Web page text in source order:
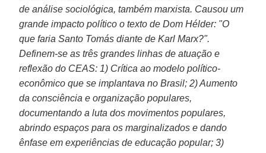
de análise sociológica, também marxista. Causou um
grande impacto político o texto de Dom Hélder: "O
que faria Santo Tomás diante de Karl Marx?".
Definem-se as três grandes linhas de atuação e
reflexão do CEAS: 1) Crítica ao modelo político-
econômico que se implantava no Brasil; 2) Aumento
da consciência e organização populares,
documentando a luta dos movimentos populares,
abrindo espaços para os marginalizados e dando
ênfase em experiências de educação popular; 3)